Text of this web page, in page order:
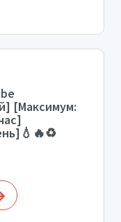
[Максимум: